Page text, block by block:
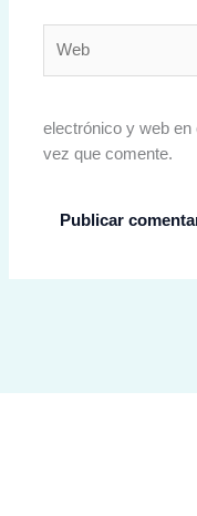
electrónico y web
vez que comente.